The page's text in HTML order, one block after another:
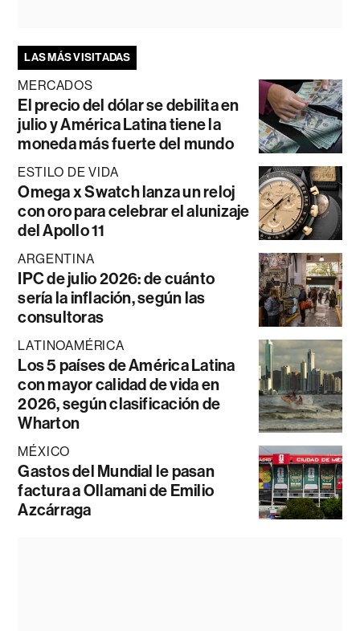
LAS MÁS VISITADAS
MERCADOS
El precio del dólar se debilita en
julio y América Latina tiene la
moneda más fuerte del mundo
ESTILO DE VIDA
Omega x Swatch lanza un reloj
con oro para celebrar el alunizaje
del Apollo 11
ARGENTINA
IPC de julio 2026: de cuánto
sería la inflación, según las
consultoras
LATINOAMÉRICA
Los 5 países de América Latina
con mayor calidad de vida en
2026, según clasificación de
Wharton
MÉXICO
Gastos del Mundial le pasan
factura a Ollamani de Emilio
Azcárraga